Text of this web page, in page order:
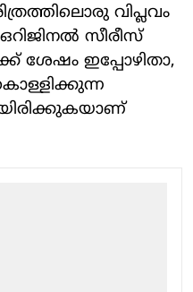
വിപ്ലവം
സീരീസ്
ശേഷം ഇപ്പോഴിതാ,